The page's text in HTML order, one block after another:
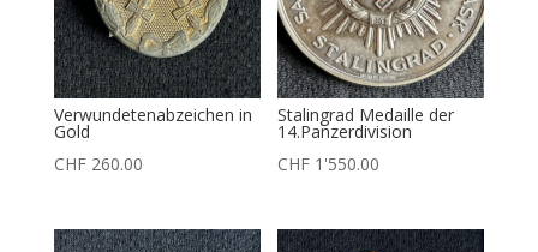
Verwundetenabzeichen in
Gold
CHF260.00
Stalingrad Medaille der
14.Panzerdivision
CHF 1'550.00